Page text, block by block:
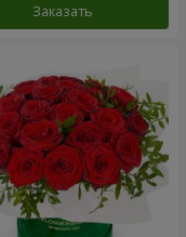
Заказать